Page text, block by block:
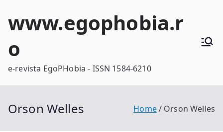
www.egophobia.r
o
e-revista EgoPHobia - ISSN 1584-6210
Orson Welles Home Orson Welles